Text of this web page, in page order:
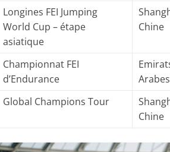
Longines FEI Jumping
World Cup – étape
asiatique
Chine
Championnat FEI
d’Endurance
Global Champions Tour
Chine